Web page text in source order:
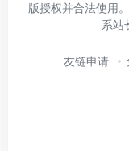
版授权并合法使用
系站
友链申请